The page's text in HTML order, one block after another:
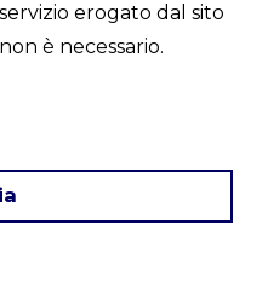
erogato dal sito
è necessario.